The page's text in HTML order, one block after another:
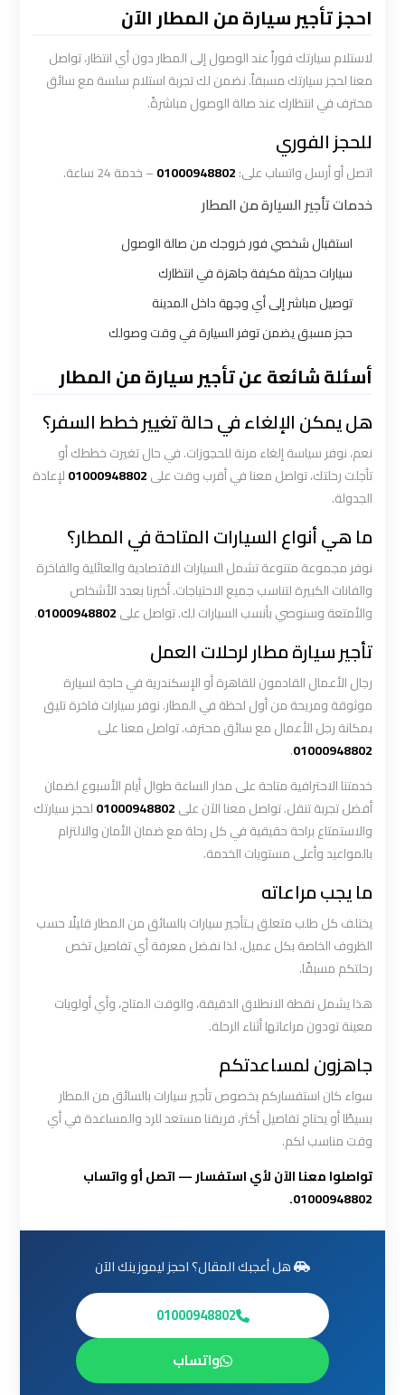
احجز تأجير سيارة من المطار الآن
لاستلام سيارتك فوراً عند الوصول إلى المطار دون أي انتظار، تواصل
معنا لحجز سيارتك مسبقاً. نضمن لك تجربة استلام سلسة مع سائق
محترف في انتظارك عند صالة الوصول مباشرةً.
للحجز الفوري
اتصل أو أرسل واتساب على:01000948802– خدمة 24 ساعة.
خدمات تأجير السيارة من المطار
استقبال شخصي فور خروجك من صالة الوصول
سيارات حديثة مكيفة جاهزة في انتظارك
توصيل مباشر إلى أي وجهة داخل المدينة
حجز مسبق يضمن توفر السيارة في وقت وصولك
أسئلة شائعة عن تأجير سيارة من المطار
هل يمكن الإلغاء في حالة تغيير خطط السفر؟
نعم، نوفر سياسة إلغاء مرنة للحجوزات. في حال تغيرت خططك أو
تأجلت رحلتك، تواصل معنا في أقرب وقت على01000948802لإعادة
الجدولة.
ما هي أنواع السيارات المتاحة في المطار؟
نوفر مجموعة متنوعة تشمل السيارات الاقتصادية والعائلية والفاخرة
والفانات الكبيرة لتناسب جميع الاحتياجات. أخبرنا بعدد الأشخاص
والأمتعة وسنوصي بأنسب السيارات لك. تواصل على01000948802
.
تأجير سيارة مطار لرحلات العمل
رجال الأعمال القادمون للقاهرة أو الإسكندرية في حاجة لسيارة
موثوقة ومريحة من أول لحظة في المطار. نوفر سيارات فاخرة تليق
بمكانة رجل الأعمال مع سائق محترف. تواصل معنا على
01000948802
.
خدمتنا الاحترافية متاحة على مدار الساعة طوال أيام الأسبوع لضمان
أفضل تجربة تنقل. تواصل معنا الآن على01000948802لحجز سيارتك
والاستمتاع براحة حقيقية في كل رحلة مع ضمان الأمان والالتزام
بالمواعيد وأعلى مستويات الخدمة.
ما يجب مراعاته
يختلف كل طلب متعلق بـتأجير سيارات بالسائق من المطار قليلًا حسب
الظروف الخاصة بكل عميل، لذا نفضل معرفة أي تفاصيل تخص
رحلتكم مسبقًا.
هذا يشمل نقطة الانطلاق الدقيقة، والوقت المتاح، وأي أولويات
معينة تودون مراعاتها أثناء الرحلة.
جاهزون لمساعدتكم
سواء كان استفساركم بخصوص تأجير سيارات بالسائق من المطار
بسيطًا أو يحتاج تفاصيل أكثر، فريقنا مستعد للرد والمساعدة في أي
وقت مناسب لكم.
تواصلوا معنا الآن لأي استفسار — اتصل أو واتساب
01000948802.
هل أعجبك المقال؟ احجز ليموزينك الآن
01000948802
واتساب
ليموزين
السخنة
ليموزين
القاهرة
اسكندرية
ليموزين
المطار
ليموزين
اكتوبر
القاهرة
أسعار
ليموزين
القاهرة
الساخن
ليموزين
القاهرة
اسكندرية
ليموزين
مرسي
ليموزين
الاسكندرية